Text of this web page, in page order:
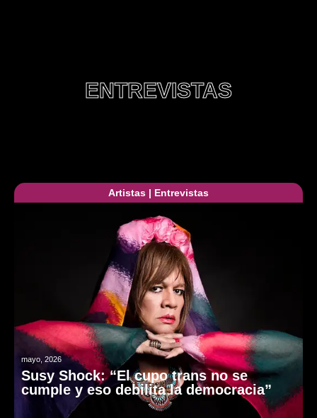
ENTREVISTAS
Artistas | Entrevistas
mayo, 2026
Susy Shock: “El cupo trans no se
cumple y eso debilita la democracia”